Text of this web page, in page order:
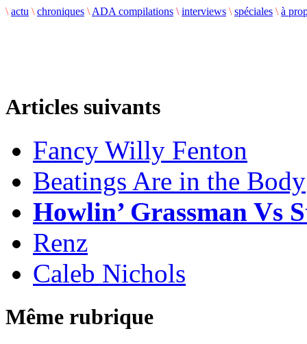
\ actu \ chroniques \ ADA compilations \ interviews \ spéciales \ à
Articles suivants
Fancy Willy Fenton
Beatings Are in the Body
Howlin’ Grassman Vs
Renz
Caleb Nichols
Même rubrique